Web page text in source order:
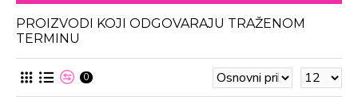
PROIZVODI KOJI ODGOVARAJU TRAŽENOM
TERMINU
0